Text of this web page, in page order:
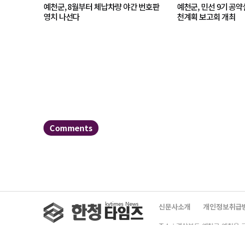
예천군, 8월부터 체납차량 야간 번호판
영치 나선다
예천군, 민선 9기 공
천계획 보고회 개최
Comments
신문사소개 개인정보취급